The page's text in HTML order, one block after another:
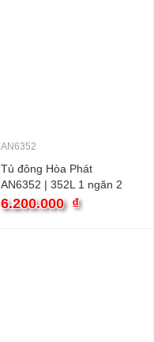
AN6352
Tủ đông Hòa Phát
AN6352 | 352L 1 ngăn 2
cánh
6.200.000 ₫